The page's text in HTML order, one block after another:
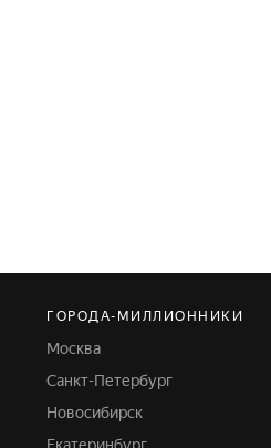
ГОРОДА-МИЛЛИОННИКИ
Москва
Санкт-Петербург
Новосибирск